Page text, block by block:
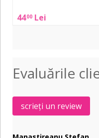
4400 Lei
Hall
1.5m
Evaluările
scrieți un review